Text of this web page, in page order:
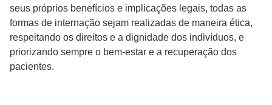
seus próprios benefícios e implicações legais, todas as
formas de internação sejam realizadas de maneira ética,
respeitando os direitos e a dignidade dos indivíduos, e
priorizando sempre o bem-estar e a recuperação dos
pacientes.